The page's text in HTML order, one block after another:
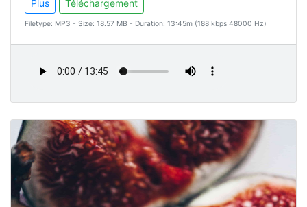
Plus Téléchargement
Filetype: MP3 - Size: 18.57 MB - Duration: 13:45m (188 kbps 48000 Hz)